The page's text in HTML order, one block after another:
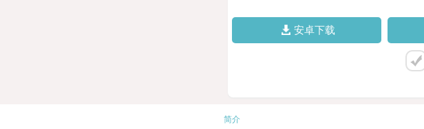
安卓下载
简介